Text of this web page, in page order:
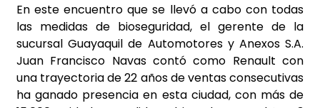
En este encuentro que se llevó a cabo con todas
las medidas de bioseguridad, el gerente de la
sucursal Guayaquil de Automotores y Anexos S.A.
Juan Francisco Navas contó como Renault con
una trayectoria de 22 años de ventas consecutivas
ha ganado presencia en esta ciudad, con más de